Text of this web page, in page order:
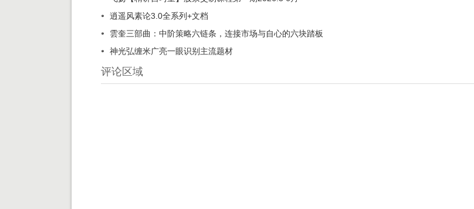
逍遥风素论3.0全系列+文档
雲奎三部曲：中阶策略六链条，连接市场与自心的六块踏板
神光弘缠米广亮一眼识别主流题材
评论区域